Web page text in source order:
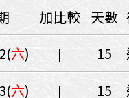
國家公園
幹半島
‧波羅的海
量身訂做
訂單查詢付款
聯絡我們
觀光局Taiwan
加比較 天數
六) 15
六) 15